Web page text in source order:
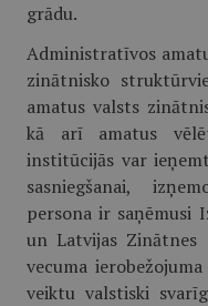
grādu.
Administratīvos
zinātnisko
amatus valsts
kā arī amatus
institūcijās var
sasniegšanai,
persona ir saņēmusi
un Latvijas Zinātnes
vecuma
veiktu valstiski